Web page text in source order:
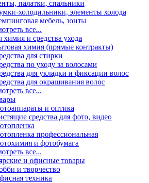
палатки, спальники
холодильники, элементы холода
мебель, зонты
все...
химия и средства ухода
химия (прямые контракты)
для стирки
по уходу за волосами
для укладки и фиксации волос
для окрашивания волос
все...
и оптика
средства для фото, видео
профессиональная
и фотобумага
все...
и офисные товары
и творчество
техника